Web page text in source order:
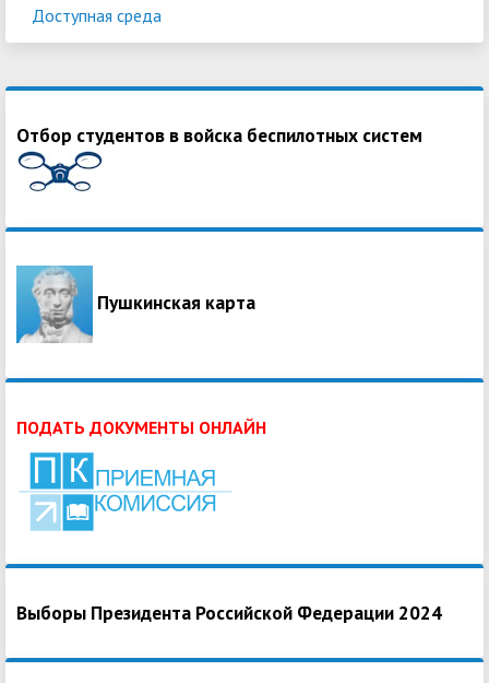
Доступная среда
Отбор студентов в войска беспилотных систем
Пушкинская карта
ПОДАТЬ ДОКУМЕНТЫ ОНЛАЙН
Выборы Президента Российской Федерации 2024